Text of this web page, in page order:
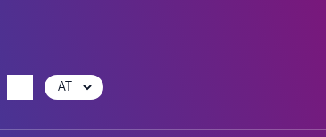
Choose
language